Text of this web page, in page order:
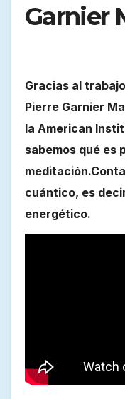
Garnier
Gracias al
Pierre Garnier
la American
sabemos qué es
cuántico, es
energético.